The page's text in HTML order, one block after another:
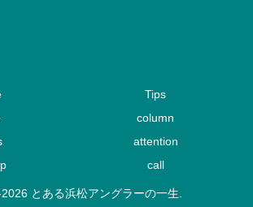
Tips
column
attention
call
とある浜松アングラーの一生.